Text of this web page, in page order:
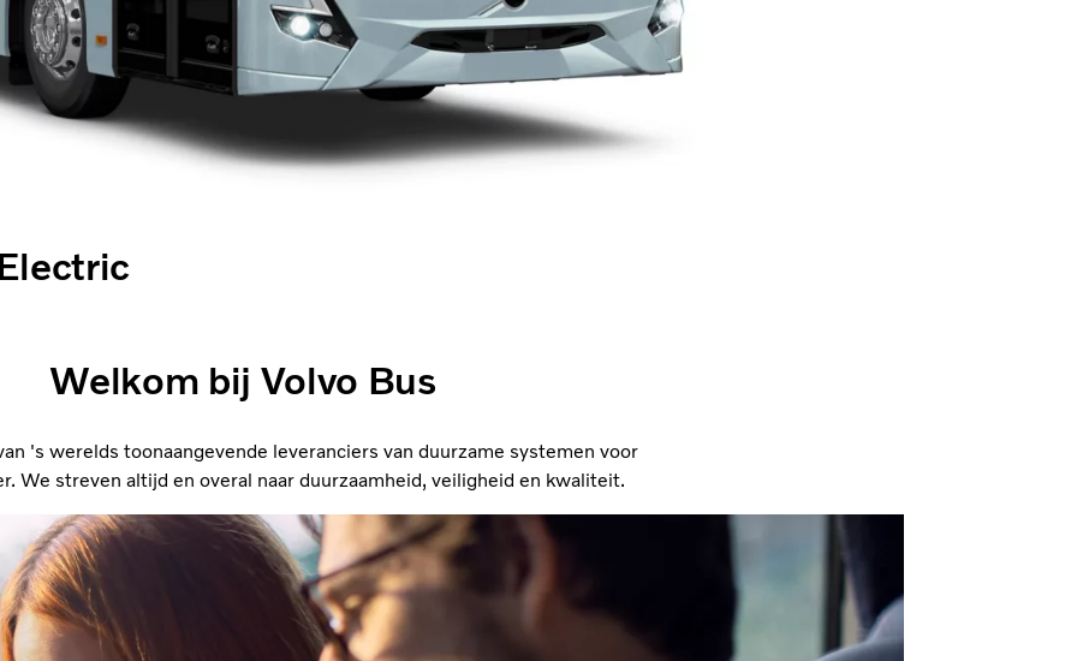
Welkom bij Volvo Bus
's werelds toonaangevende leveranciers van duurzame systemen voor
We streven altijd en overal naar duurzaamheid, veiligheid en kwaliteit.